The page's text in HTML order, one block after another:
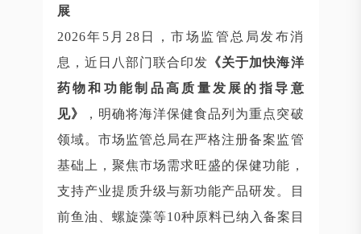
展
2026年5月28日，市场监管总局发布消
息，近日八部门联合印发 《关于加快海洋
药物和功能制品高质量发展的指导意
见》
，明确将海洋保健食品列为重点突破
领域。市场监管总局在严格注册备案监管
基础上，聚焦市场需求旺盛的保健功能，
支持产业提质升级与新功能产品研发。目
前鱼油、螺旋藻等10种原料已纳入备案目